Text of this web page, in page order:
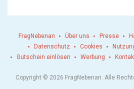
FragNebenan Über uns Presse
Datenschutz
Cookies
Gutschein einlösen
Werbung
Copyright © 2026 FragNebenan. Alle